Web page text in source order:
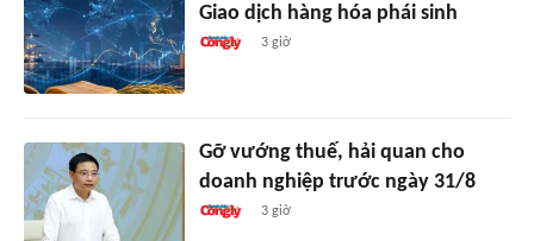
Giao dịch hàng hóa phái sinh
3 giờ
Gỡ vướng thuế, hải quan cho
doanh nghiệp trước ngày 31/8
3 giờ